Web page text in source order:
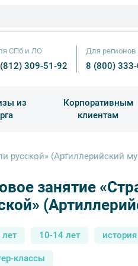
СПб и ЛО
309-51-92
Для
8 (800)
из
Корпоративным
клиентам
русской» (Артиллерийский
занятие
10-14 лет история
классы